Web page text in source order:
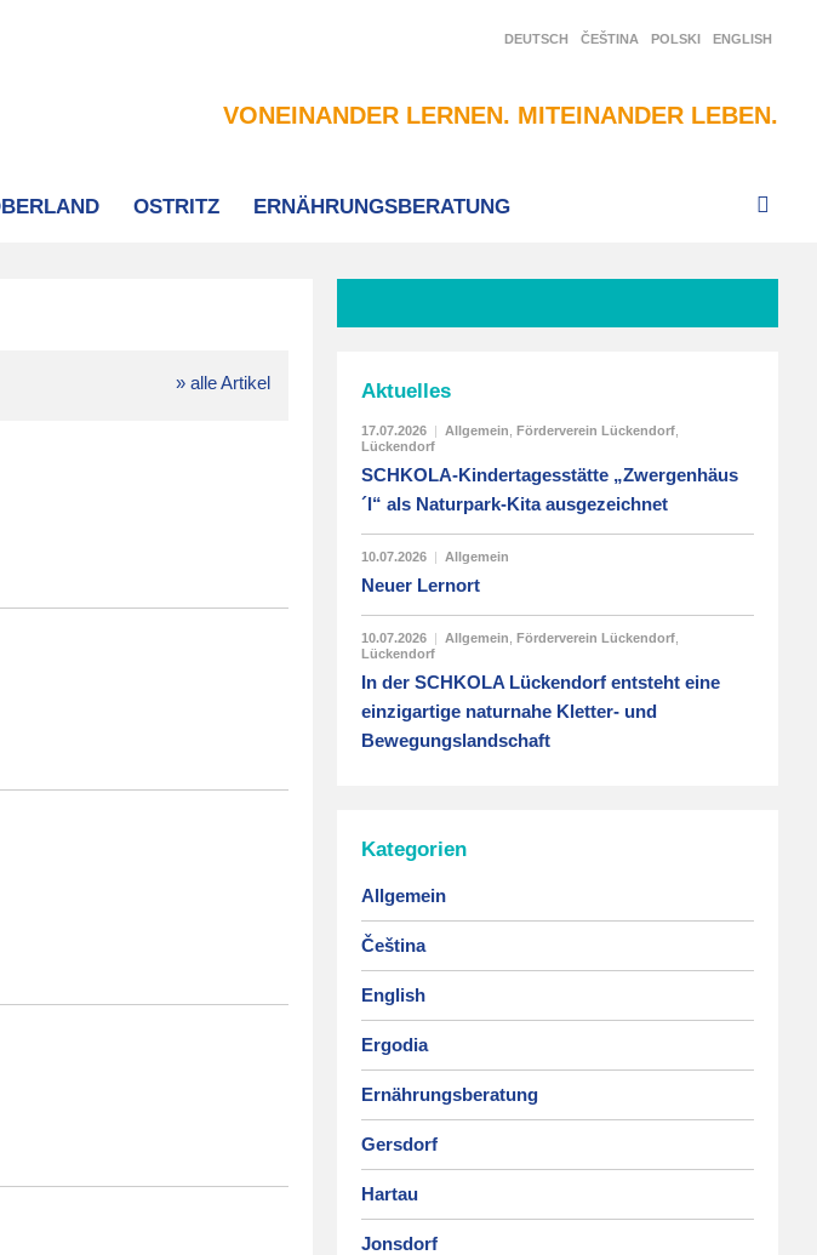
DEUTSCH ČEŠTINA POLSKI ENGLISH
VONEINANDER LERNEN. MITEINANDER LEBEN.
OSTRITZ ERNÄHRUNGSBERATUNG
» alle Artikel Aktuelles
17.07.2026 | Allgemein Förderverein Lückendorf
Lückendorf
SCHKOLA-Kindertagesstätte „Zwergenhäus
´l“ als Naturpark-Kita ausgezeichnet
10.07.2026 | Allgemein
Neuer Lernort
10.07.2026 | Allgemein Förderverein Lückendorf
Lückendorf
In der SCHKOLA Lückendorf entsteht eine
einzigartige naturnahe Kletter- und
Bewegungslandschaft
Kategorien
Allgemein
Čeština
English
Ergodia
Ernährungsberatung
Gersdorf
Hartau
Jonsdorf